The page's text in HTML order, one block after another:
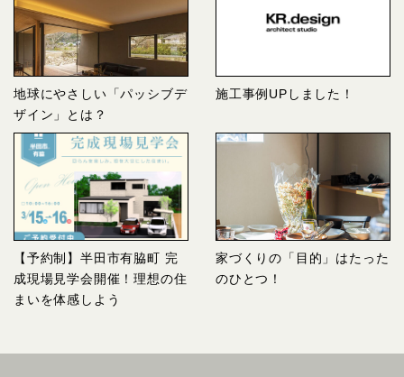
地球にやさしい「パッシブデ
ザイン」とは？
施工事例UPしました！
【予約制】半田市有脇町 完
成現場見学会開催！理想の住
まいを体感しよう
家づくりの「目的」はたった
のひとつ！